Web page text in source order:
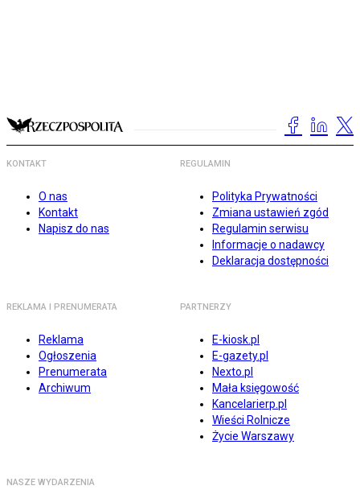
KONTAKT
O nas
Kontakt
Napisz do nas
REGULAMIN
Polityka Prywatności
Zmiana ustawień zgód
Regulamin serwisu
Informacje o nadawcy
Deklaracja dostępności
REKLAMA I PRENUMERATA
Reklama
Ogłoszenia
Prenumerata
Archiwum
PARTNERZY
E-kiosk.pl
E-gazety.pl
Nexto.pl
Mała księgowość
Kancelarierp.pl
Wieści Rolnicze
Życie Warszawy
NASZE WYDARZENIA